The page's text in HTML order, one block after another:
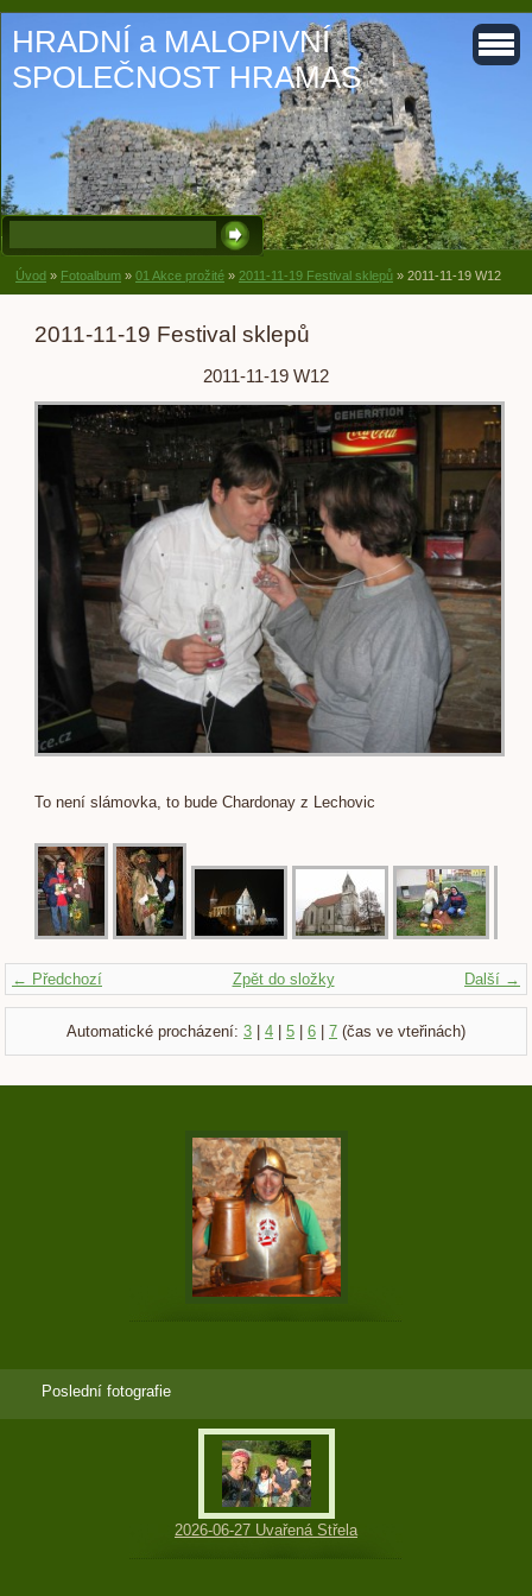
HRADNÍ a MALOPIVNÍ
SPOLEČNOST HRAMAS
Úvod » Fotoalbum » 01 Akce prožité » 2011-11-19 Festival sklepů » 2011-11-19 W12
2011-11-19 Festival sklepů
2011-11-19 W12
To není slámovka, to bude Chardonay z Lechovic
← Předchozí Další →
Zpět do složky
Automatické procházení: 3 | 4 | 5 | 6 | 7 (čas ve vteřinách)
Poslední fotografie
2026-06-27 Uvařená Střela